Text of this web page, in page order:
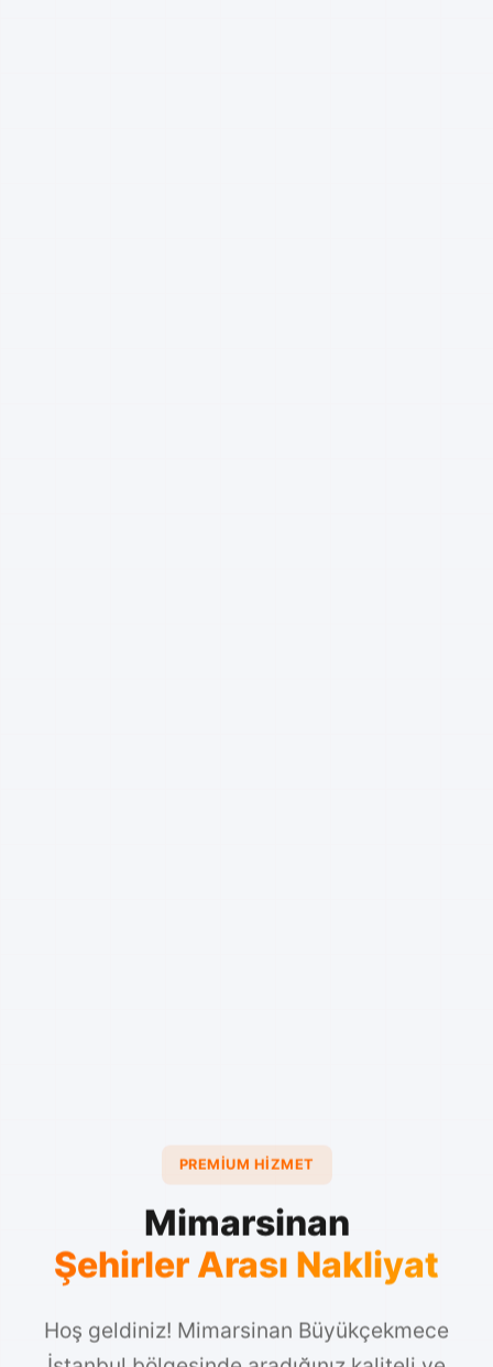
PREMIUM HIZMET
Mimarsinan
Şehirler Arası Nakliyat
İstanbul bölgesinde aradığınız kaliteli ve